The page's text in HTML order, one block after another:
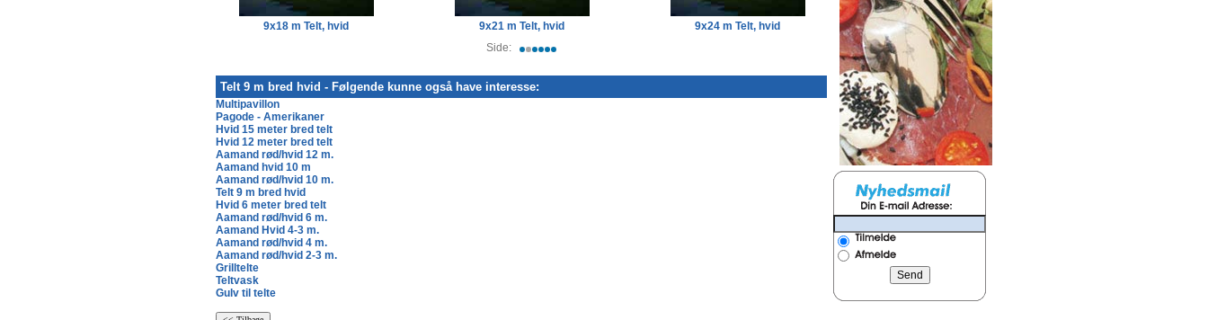
Telt 9 m bred hvid - Følgende kunne også have interesse:
Multipavillon
Pagode - Amerikaner
Hvid 15 meter bred telt
Hvid 12 meter bred telt
Aamand rød/hvid 12 m.
Aamand hvid 10 m
Aamand rød/hvid 10 m.
Telt 9 m bred hvid
Hvid 6 meter bred telt
Aamand rød/hvid 6 m.
Aamand Hvid 4-3 m.
Aamand rød/hvid 4 m.
Aamand rød/hvid 2-3 m.
Grilltelte
Teltvask
Gulv til telte
9x18 m Telt, hvid 9x21 m Telt, hvid 9x24 m Telt, hvid 9x27 m Telt, hvid
Side: